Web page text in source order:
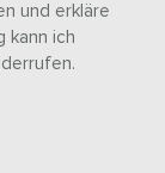
und erkläre
kann ich